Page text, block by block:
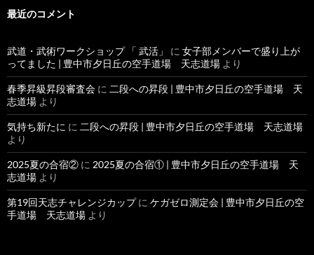
最近のコメント
武道・武術ワークショップ 「 武活」 に 女子部メンバーで盛り上が
ってました | 豊中市夕日丘の空手道場 天志道場 より
春季昇級昇段審査会 に 二段への昇段 | 豊中市夕日丘の空手道場 天
志道場 より
気持ち新たに に 二段への昇段 | 豊中市夕日丘の空手道場 天志道場
より
2025夏の合宿② に 2025夏の合宿① | 豊中市夕日丘の空手道場 天
志道場 より
第19回天志チャレンジカップに ケガゼロ測定会 | 豊中市夕日丘の空
手道場 天志道場 より